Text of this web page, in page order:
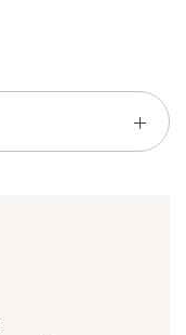
＋
ダイアリー